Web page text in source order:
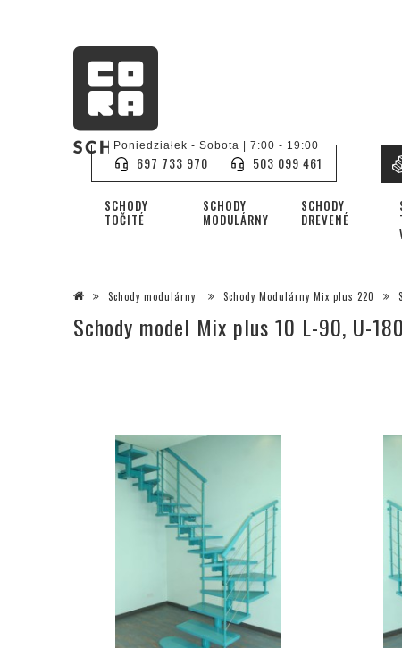
SCHODY
TOČITÉ
SCHODY
MODULÁRNY
SCHODY
DREVENÉ
Poniedziałek - Sobota | 7:00 - 19:00
697 733 970 503 099 461
Schody modulárny Schody Modulárny Mix plus 220
Schody model Mix plus 10 L-90, U-